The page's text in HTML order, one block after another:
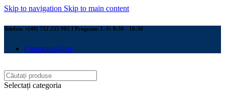
Skip to navigation Skip to main content
Telefon: +(40) 752 233 905 I Program: L-V: 8:30 - 16:30
Contactează-ne
Selectați categoria